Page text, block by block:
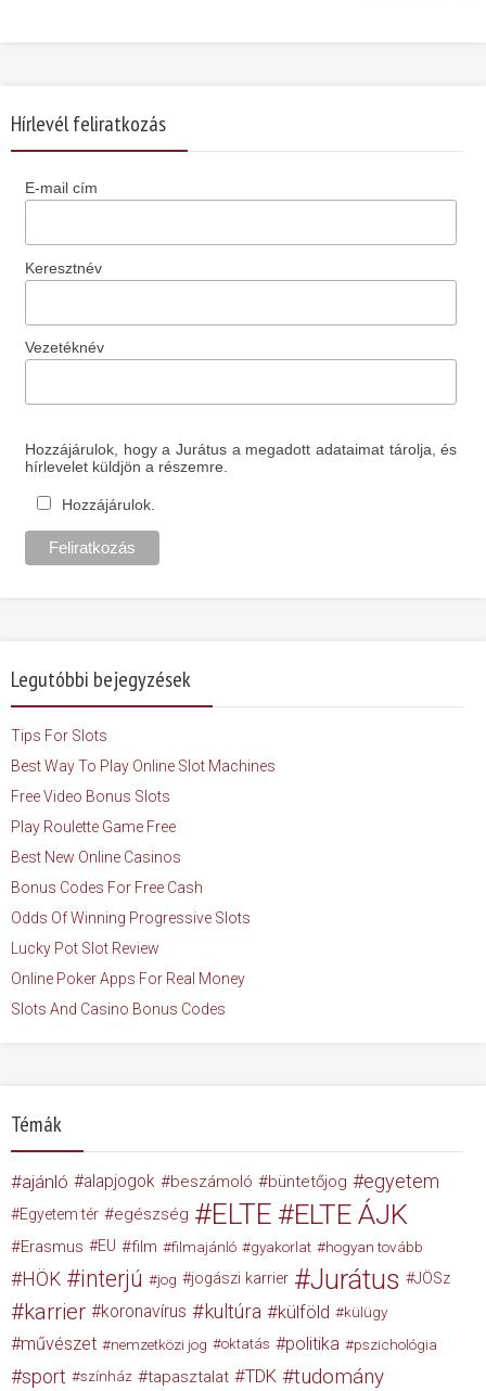
Hírlevél feliratkozás
E-mail cím
Keresztnév
Vezetéknév
Hozzájárulok, hogy a Jurátus a megadott adataimat tárolja, és
hírlevelet küldjön a részemre.
Hozzájárulok.
Legutóbbi bejegyzések
Tips For Slots
Best Way To Play Online Slot Machines
Free Video Bonus Slots
Play Roulette Game Free
Best New Online Casinos
Bonus Codes For Free Cash
Odds Of Winning Progressive Slots
Lucky Pot Slot Review
Online Poker Apps For Real Money
Slots And Casino Bonus Codes
Témák
ajánló alapjogok beszámoló büntetőjog egyetem
Egyetem tér egészség ELTE ELTE ÁJK
Erasmus EU film filmajánló gyakorlat hogyan tovább
HÖK interjú jog jogászi karrier Jurátus JÖSz
karrier koronavírus kultúra külföld külügy
művészet nemzetközi jog oktatás politika pszichológia
sport színház tapasztalat TDK tudomány